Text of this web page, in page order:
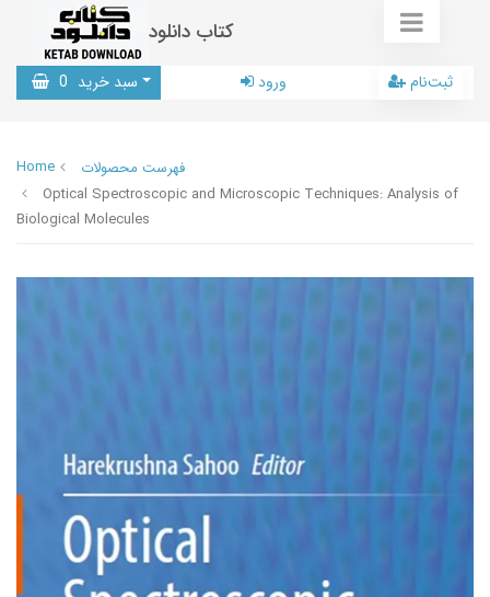
کتاب دانلود
سبد خرید 0 ورود ثبت‌نام
Home
فهرست محصولات
Optical Spectroscopic and Microscopic Techniques: Analysis of
Biological Molecules